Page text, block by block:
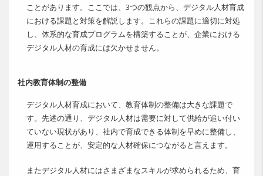
ことがあります。ここでは、3つの観点から、デジタル人材育成
における課題と対策を解説します。これらの課題に適切に対処
し、体系的な育成プログラムを構築することが、企業における
デジタル人材の育成には欠かせません。
社内教育体制の整備
デジタル人材育成において、教育体制の整備は大きな課題で
す。先述の通り、デジタル人材は需要に対して供給が追い付い
ていない現状があり、社内で育成できる体制を早めに整備し、
運用することが、安定的な人材確保につながると言えます。
またデジタル人材にはさまざまなスキルが求められるため、育